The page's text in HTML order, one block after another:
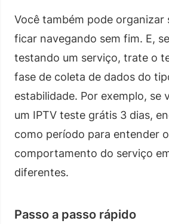
Você também pode organizar
ficar navegando sem fim. E,
testando um serviço, trate o
fase de coleta de dados do
estabilidade. Por exemplo, se
um IPTV teste grátis 3 dias,
como período para entender o
comportamento do serviço
diferentes.
Passo a passo rápido